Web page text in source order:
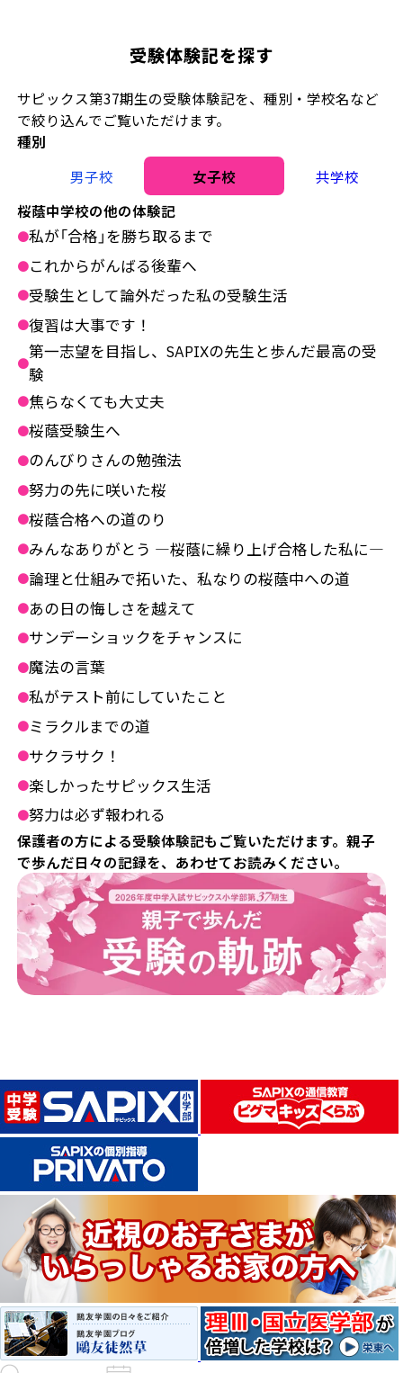
受験体験記を探す
サピックス第37期生の受験体験記を、種別・学校名など
で絞り込んでご覧いただけます。
種別
男子校
女子校
共学校
桜蔭中学校の他の体験記
●私が「合格」を勝ち取るまで
●これからがんばる後輩へ
●受験生として論外だった私の受験生活
●復習は大事です！
●
第一志望を目指し、SAPIXの先生と歩んだ最高の受
験
●焦らなくても大丈夫
●桜蔭受験生へ
●のんびりさんの勉強法
●努力の先に咲いた桜
●桜蔭合格への道のり
●みんなありがとう ―桜蔭に繰り上げ合格した私に―
●論理と仕組みで拓いた、私なりの桜蔭中への道
●あの日の悔しさを越えて
●サンデーショックをチャンスに
●魔法の言葉
●私がテスト前にしていたこと
●ミラクルまでの道
●サクラサク！
●楽しかったサピックス生活
●努力は必ず報われる
保護者の方による受験体験記もご覧いただけます。親子
で歩んだ日々の記録を、あわせてお読みください。